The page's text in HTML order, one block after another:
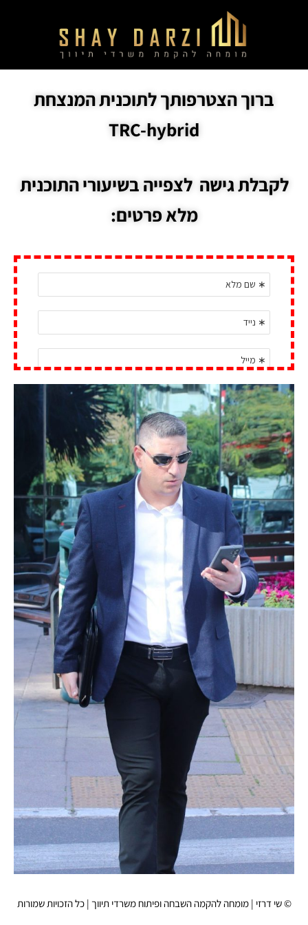
ברוך הצטרפותך לתוכנית המנצחת
TRC-hybrid
לקבלת גישה לצפייה בשיעורי התוכנית
מלא פרטים:
© שי דרזי | מומחה להקמה השבחה ופיתוח משרדי תיווך | כל הזכויות שמורות